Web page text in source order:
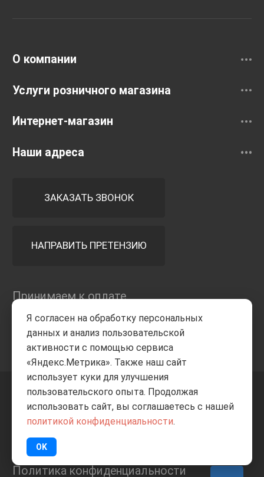
О компании
Услуги розничного магазина
Интернет-магазин
Наши адреса
ЗАКАЗАТЬ ЗВОНОК
НАПРАВИТЬ ПРЕТЕНЗИЮ
Принимаем к оплате
+7 8332205-805 ВВЕРХ
ИП Баранов А.С. 2026
Политика конфиденциальности
Я согласен на обработку персональных
данных и анализ пользовательской
активности с помощью сервиса
«Яндекс.Метрика». Также наш сайт
использует куки для улучшения
пользовательского опыта. Продолжая
использовать сайт, вы соглашаетесь с нашей
политикой конфиденциальности.
OK